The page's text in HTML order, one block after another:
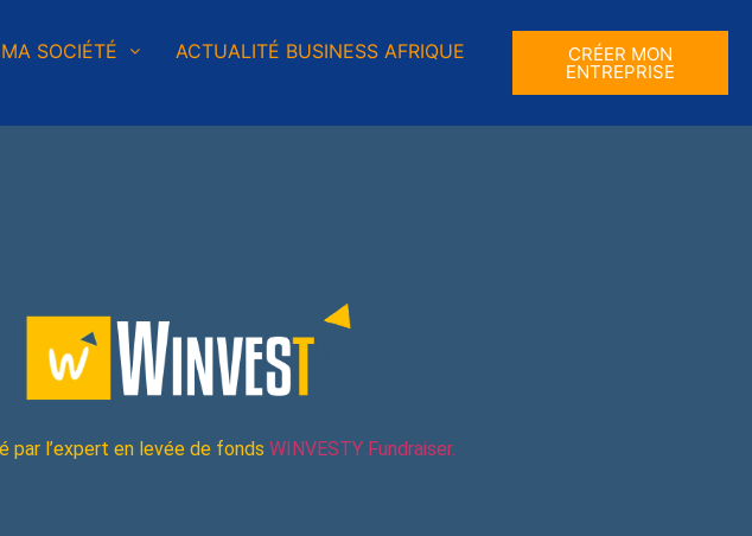
SOCIÉTÉ ACTUALITÉ BUSINESS AFRIQUE CRÉER MON
ENTREPRISE
par l’expert en levée de fonds WINVESTY Fundraiser.